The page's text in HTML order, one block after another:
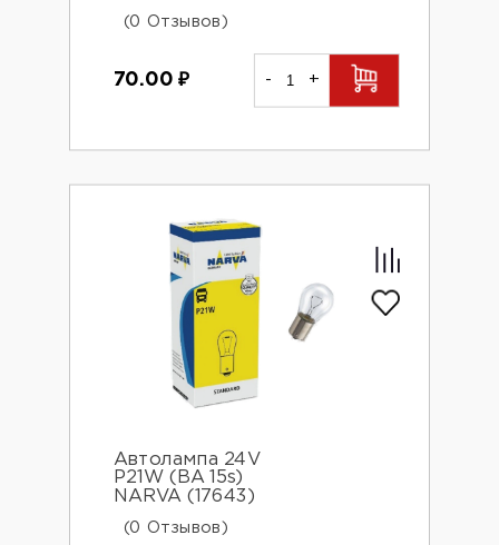
(0 Отзывов)
70.00 ₽ - +
Автолампа 24V
P21W (BA 15s)
NARVA (17643)
(0 Отзывов)